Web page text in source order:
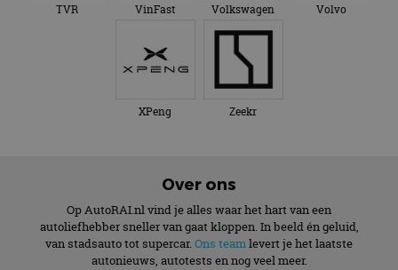
TVR VinFast Volkswagen Volvo
XPeng Zeekr
Over ons
Op AutoRAI.nl vind je alles waar het hart van een
autoliefhebber sneller van gaat kloppen. In beeld én geluid,
van stadsauto tot supercar. Ons teamlevert je het laatste
autonieuws, autotests en nog veel meer.